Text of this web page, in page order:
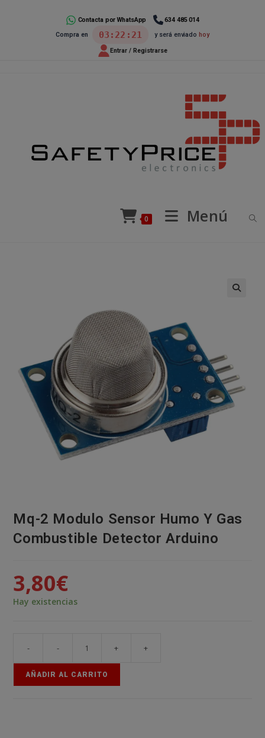
Contacta por WhatsApp
634 485 014
Compra en
03:22:20 y será enviado hoy
Entrar / Registrarse
0 Menú
Mq-2 Modulo Sensor Humo Y Gas
Combustible Detector Arduino
3,80€
Hay existencias
- - + +
AÑADIR AL CARRITO